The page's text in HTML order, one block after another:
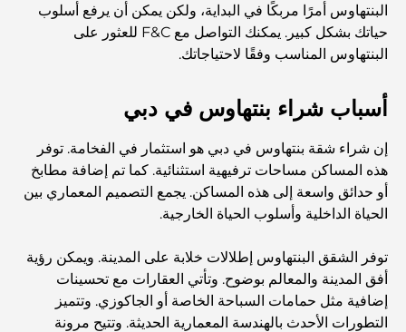
البنتهاوس أمرًا مربكًا في البداية، ولكن يمكن أن يرفع أسلوب
حياتك بشكل كبير. يمكنك التواصل مع F&C للعثور على
البنتهاوس المناسب وفقًا لاحتياجاتك.
أسباب شراء بنتهاوس في دبي
إن شراء شقة بنتهاوس في دبي هو استثمار في الفخامة. توفر
هذه المساكن مساحات ترفيهية استثنائية. كما تم إضافة مطابخ
أو حدائق واسعة إلى هذه المساكن. يجمع التصميم المعماري بين
الحياة الداخلية وأسلوب الحياة الخارجية.
توفر الشقق البنتهاوس إطلالات خلابة على المدينة. ويمكن رؤية
أفق المدينة والمعالم بوضوح. وتأتي العقارات مع تحسينات
إضافية مثل حمامات السباحة الخاصة أو الجاكوزي. وتتميز
التطورات الأحدث بالهندسة المعمارية الحديثة. وتتيح مرونة